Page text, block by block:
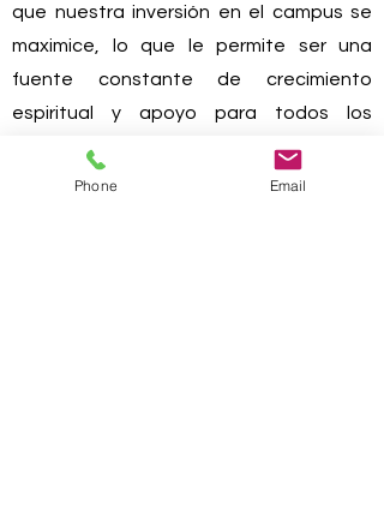
que nuestra inversión en el campus se
maximice, lo que le permite ser una
fuente constante de crecimiento
espiritual y apoyo para todos los
involucrados.
Phone Email